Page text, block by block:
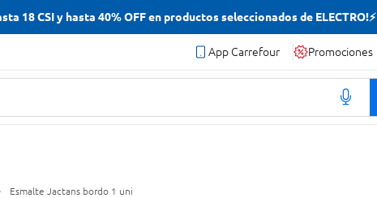
18 CSI y hasta 40% OFF en productos seleccionados de ELECTRO!⚡
App Carrefour Promociones
Esmalte Jactans bordo 1 uni